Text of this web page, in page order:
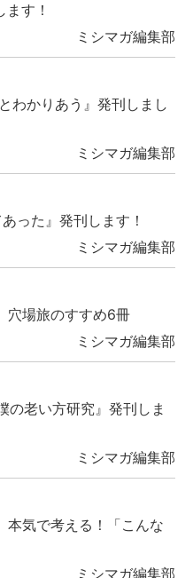
す！
ミシマガ編集部
わかりあう』発刊しまし
ミシマガ編集部
った』発刊します！
ミシマガ編集部
場旅のすすめ6冊
ミシマガ編集部
老い方研究』発刊しま
ミシマガ編集部
気で考える！「こんな
ミシマガ編集部